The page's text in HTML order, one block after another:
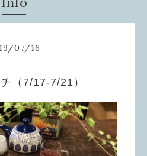
/07/16
（7/17-7/21）